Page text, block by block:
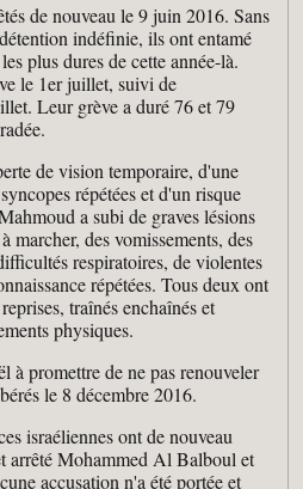
de nouveau le 9 juin 2016. Sans
indéfinie, ils ont entamé
plus dures de cette année-là.
le 1er juillet, suivi de
Leur grève a duré 76 et 79
de vision temporaire, d'une
répétées et d'un risque
a subi de graves lésions
marcher, des vomissements, des
respiratoires, de violentes
répétées. Tous deux ont
traînés enchaînés et
physiques.
à promettre de ne pas renouveler
le 8 décembre 2016.
israéliennes ont de nouveau
arrêté Mohammed Al Balboul et
accusation n'a été portée et